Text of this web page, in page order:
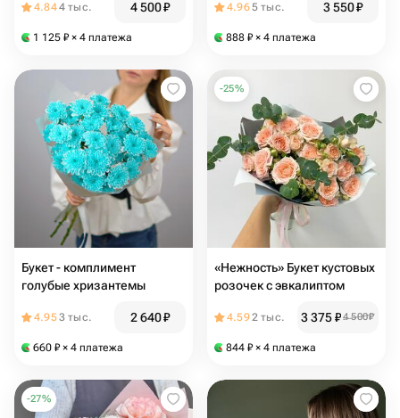
4.844 тыс. 4 500₽
1 125 ₽ × 4 платежа
4.965 тыс. 3 550₽
888 ₽ × 4 платежа
Букет - комплимент
голубые хризантемы
4.953 тыс. 2 640₽
660 ₽ × 4 платежа
-25%
«Нежность» Букет кустовых
розочек с эвкалиптом
4.592 тыс. 3 375₽4 500₽
844 ₽ × 4 платежа
-27%